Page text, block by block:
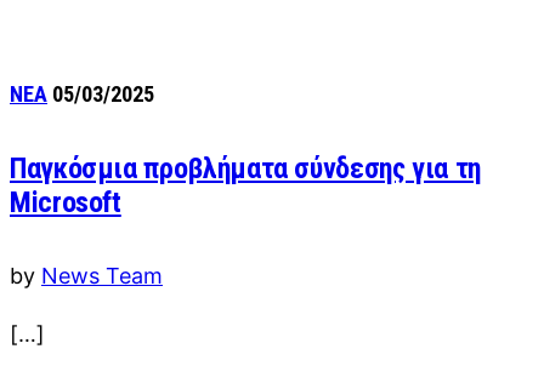
ΝΕΑ 05/03/2025
Παγκόσμια προβλήματα σύνδεσης για τη
Microsoft
by News Team
[…]